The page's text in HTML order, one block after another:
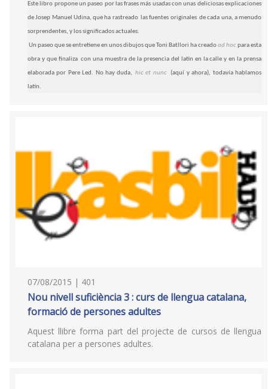
Este libro propone un paseo por las frases más usadas con unas deliciosas explicaciones
de Josep Manuel Udina, que ha rastreado las fuentes originales de cada una, a menudo
sorprendentes, y los significados actuales.
Un paseo que se entretiene en unos dibujos que Toni Batllori ha creadoad hoc para esta
obra y que finaliza con una muestra de la presencia del latín en la calle y en la prensa
elaborada por Pere Led. No hay duda, hic et nunc (aquí y ahora), todavía hablamos
latín.
07/08/2015 | 401
Nou nivell suficiència 3 : curs de llengua catalana,
formació de persones adultes
Aquest llibre forma part del projecte de cursos de llengua
catalana per a persones adultes.